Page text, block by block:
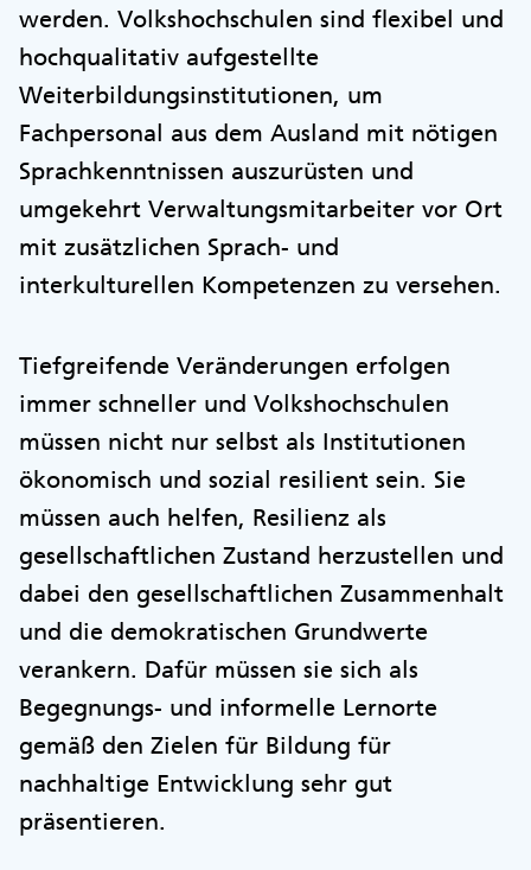
werden. Volkshochschulen sind flexibel und
hochqualitativ aufgestellte
Weiterbildungsinstitutionen, um
Fachpersonal aus dem Ausland mit nötigen
Sprachkenntnissen auszurüsten und
umgekehrt Verwaltungsmitarbeiter vor Ort
mit zusätzlichen Sprach- und
interkulturellen Kompetenzen zu versehen.
Tiefgreifende Veränderungen erfolgen
immer schneller und Volkshochschulen
müssen nicht nur selbst als Institutionen
ökonomisch und sozial resilient sein. Sie
müssen auch helfen, Resilienz als
gesellschaftlichen Zustand herzustellen und
dabei den gesellschaftlichen Zusammenhalt
und die demokratischen Grundwerte
verankern. Dafür müssen sie sich als
Begegnungs- und informelle Lernorte
gemäß den Zielen für Bildung für
nachhaltige Entwicklung sehr gut
präsentieren.